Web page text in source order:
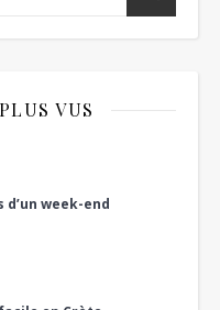
VUS
d’un week-end